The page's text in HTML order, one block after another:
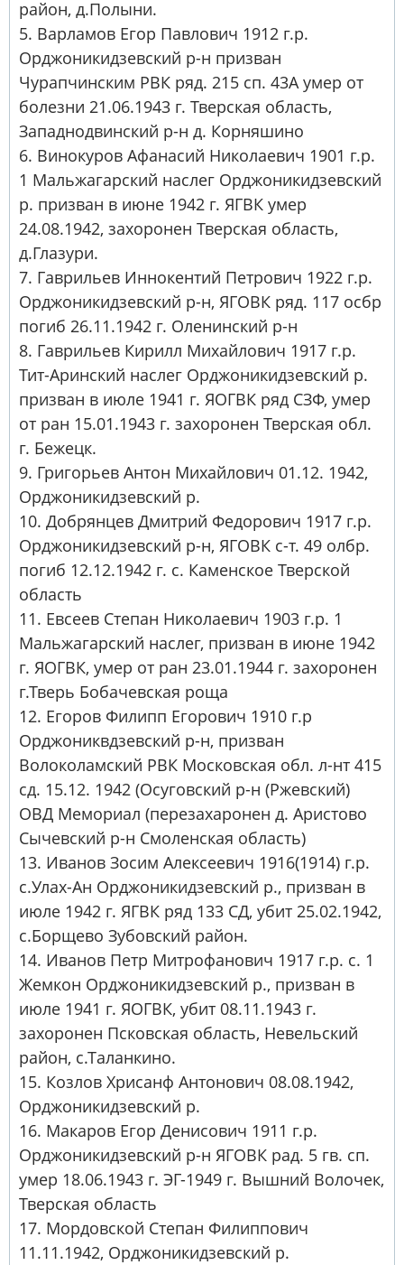
район, д.Полыни.
5. Варламов Егор Павлович 1912 г.р.
Орджоникидзевский р-н призван
Чурапчинским РВК ряд. 215 сп. 43А умер от
болезни 21.06.1943 г. Тверская область,
Западнодвинский р-н д. Корняшино
6. Винокуров Афанасий Николаевич 1901 г.р.
1 Мальжагарский наслег Орджоникидзевский
р. призван в июне 1942 г. ЯГВК умер
24.08.1942, захоронен Тверская область,
д.Глазури.
7. Гаврильев Иннокентий Петрович 1922 г.р.
Орджоникидзевский р-н, ЯГОВК ряд. 117 осбр
погиб 26.11.1942 г. Оленинский р-н
8. Гаврильев Кирилл Михайлович 1917 г.р.
Тит-Аринский наслег Орджоникидзевский р.
призван в июле 1941 г. ЯОГВК ряд СЗФ, умер
от ран 15.01.1943 г. захоронен Тверская обл.
г. Бежецк.
9. Григорьев Антон Михайлович 01.12. 1942,
Орджоникидзевский р.
10. Добрянцев Дмитрий Федорович 1917 г.р.
Орджоникидзевский р-н, ЯГОВК с-т. 49 олбр.
погиб 12.12.1942 г. с. Каменское Тверской
область
11. Евсеев Степан Николаевич 1903 г.р. 1
Мальжагарский наслег, призван в июне 1942
г. ЯОГВК, умер от ран 23.01.1944 г. захоронен
г.Тверь Бобачевская роща
12. Егоров Филипп Егорович 1910 г.р
Орджониквдзевский р-н, призван
Волоколамский РВК Московская обл. л-нт 415
сд. 15.12. 1942 (Осуговский р-н (Ржевский)
ОВД Мемориал (перезахаронен д. Аристово
Сычевский р-н Смоленская область)
13. Иванов Зосим Алексеевич 1916(1914) г.р.
с.Улах-Ан Орджоникидзевский р., призван в
июле 1942 г. ЯГВК ряд 133 СД, убит 25.02.1942,
с.Борщево Зубовский район.
14. Иванов Петр Митрофанович 1917 г.р. с. 1
Жемкон Орджоникидзевский р., призван в
июле 1941 г. ЯОГВК, убит 08.11.1943 г.
захоронен Псковская область, Невельский
район, с.Таланкино.
15. Козлов Хрисанф Антонович 08.08.1942,
Орджоникидзевский р.
16. Макаров Егор Денисович 1911 г.р.
Орджоникидзевский р-н ЯГОВК рад. 5 гв. сп.
умер 18.06.1943 г. ЭГ-1949 г. Вышний Волочек,
Тверская область
17. Мордовской Степан Филиппович
11.11.1942, Орджоникидзевский р.